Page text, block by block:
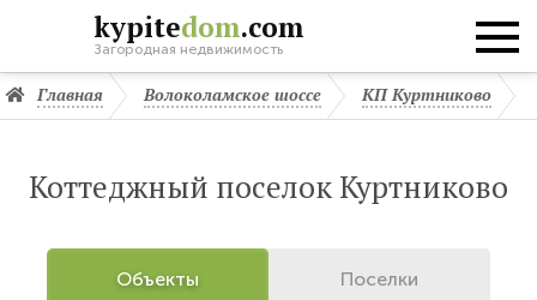
kypitedom.com
Загородная недвижимость
Главная Волоколамское шоссе КП Куртниково
Коттеджный поселок Куртниково
Объекты Поселки